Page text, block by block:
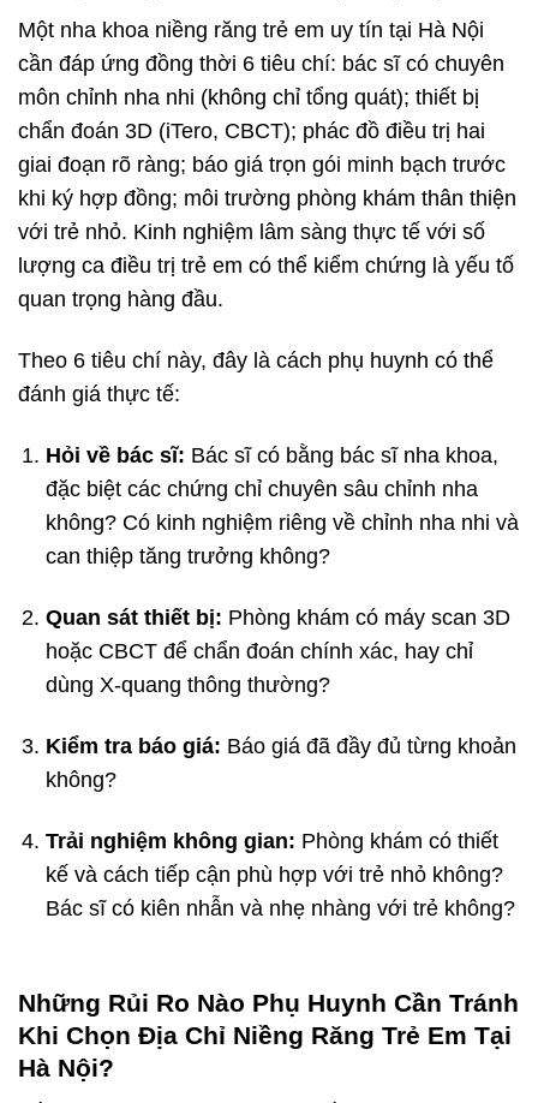
Một nha khoa niềng răng trẻ em uy tín tại Hà Nội
cần đáp ứng đồng thời 6 tiêu chí: bác sĩ có chuyên
môn chỉnh nha nhi (không chỉ tổng quát); thiết bị
chẩn đoán 3D (iTero, CBCT); phác đồ điều trị hai
giai đoạn rõ ràng; báo giá trọn gói minh bạch trước
khi ký hợp đồng; môi trường phòng khám thân thiện
với trẻ nhỏ. Kinh nghiệm lâm sàng thực tế với số
lượng ca điều trị trẻ em có thể kiểm chứng là yếu tố
quan trọng hàng đầu.
Theo 6 tiêu chí này, đây là cách phụ huynh có thể
đánh giá thực tế:
Hỏi về bác sĩ: Bác sĩ có bằng bác sĩ nha khoa,
đặc biệt các chứng chỉ chuyên sâu chỉnh nha
không? Có kinh nghiệm riêng về chỉnh nha nhi và
can thiệp tăng trưởng không?
Quan sát thiết bị: Phòng khám có máy scan 3D
hoặc CBCT để chẩn đoán chính xác, hay chỉ
dùng X-quang thông thường?
Kiểm tra báo giá: Báo giá đã đầy đủ từng khoản
không?
Trải nghiệm không gian: Phòng khám có thiết
kế và cách tiếp cận phù hợp với trẻ nhỏ không?
Bác sĩ có kiên nhẫn và nhẹ nhàng với trẻ không?
Những Rủi Ro Nào Phụ Huynh Cần Tránh
Khi Chọn Địa Chỉ Niềng Răng Trẻ Em Tại
Hà Nội?